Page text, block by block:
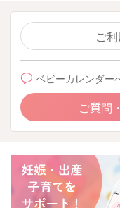
ご
ベビーカレンダー
ご質問